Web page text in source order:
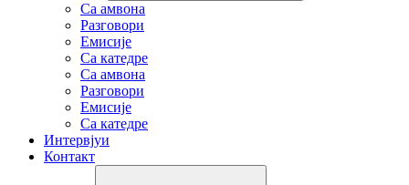
Са амвона
Разговори
Емисије
Са катедре
Са амвона
Разговори
Емисије
Са катедре
Интервјуи
Контакт